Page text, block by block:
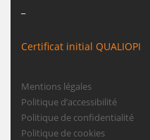
Certificat initial QUALIOPI
Mentions légales
Politique d’accessibilité
Politique de confidentialité
Politique de cookies